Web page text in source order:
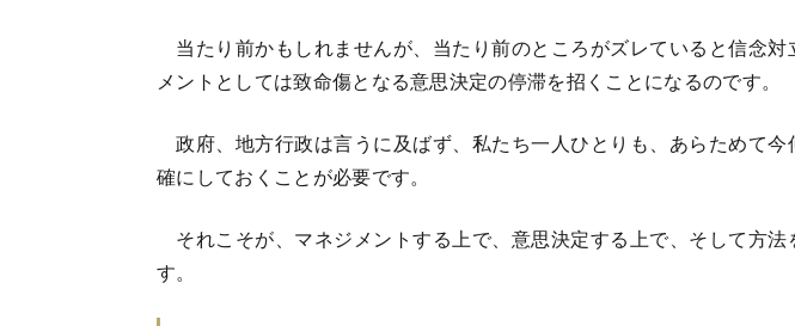
当たり前かもしれませんが、当たり前のところがズレていると信念
メントとしては致命傷となる意思決定の停滞を招くことになるのです。
政府、地方行政は言うに及ばず、私たち一人ひとりも、あらためて
確にしておくことが必要です。
それこそが、マネジメントする上で、意思決定する上で、そして方
す。